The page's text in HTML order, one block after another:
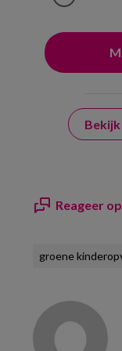
Reageer
groene